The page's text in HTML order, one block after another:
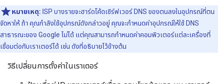
หมายเหตุ: ISP บางรายจะฮาร์ดโค้ดเซิร์ฟเวอร์ DNS ของตนลงในอุปกรณ์ที่ตน
จัดหาให้ ถ้า คุณกำลังใช้อุปกรณ์ดังกล่าวอยู่ คุณจะกำหนดค่าอุปกรณ์ให้ใช้ DNS
สาธารณะของ Google ไม่ได้ แต่คุณสามารถกำหนดค่าคอมพิวเตอร์แต่ละเครื่องที่
เชื่อมต่อกับเราเตอร์ได้ เช่น ดังที่อธิบายไว้ข้างต้น
วิธีเปลี่ยนการตั้งค่าในเราเตอร์